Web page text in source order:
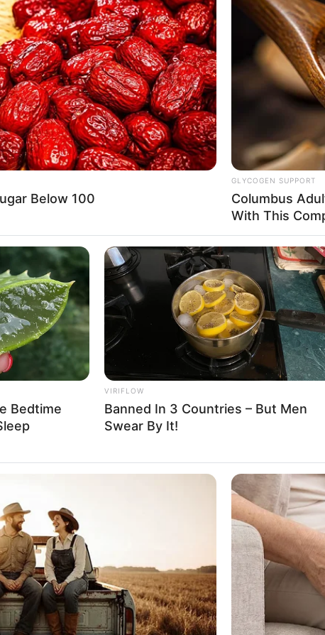
Below 100
GLYCOGEN SUPPORT
Columbus
With This
Bedtime
VIRIFLOW
Banned In 3 Countries – But Men
Swear By It!